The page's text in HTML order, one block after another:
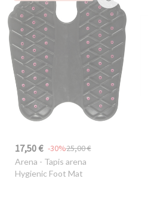
17,50 € 25,00 €
-30%
Arena - Tapis arena
Hygienic Foot Mat